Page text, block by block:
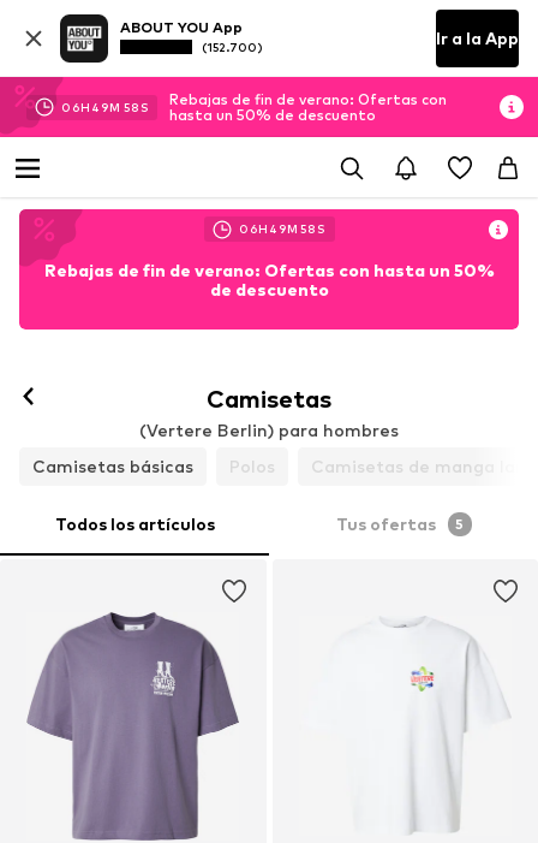
ABOUT YOU App
(152.700) Ir a la App
06H 49M 57 S
Rebajas de fin de verano: Ofertas con
hasta un 50% de descuento
06H 49M 57 S
Rebajas de fin de verano: Ofertas con hasta un 50%
de descuento
Camisetas
(Vertere Berlin) para hombres
Camisetas básicas
Polos Camisetas de manga
Todos los artículos Tus ofertas 5